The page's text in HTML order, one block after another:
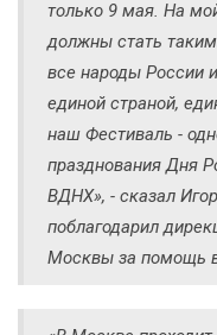
только 9 мая. На
должны стать
все народы России
единой страной,
наш Фестиваль -
празднования Дня
ВДНХ», - сказал
поблагодарил
Москвы за помощь